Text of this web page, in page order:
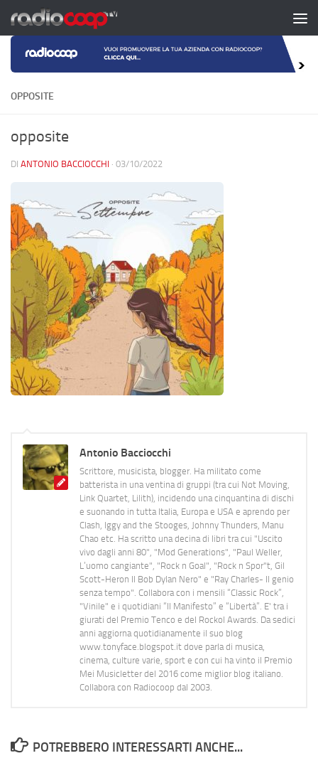
Salta al contenuto
OPPOSITE
opposite
DI ANTONIO BACCIOCCHI · 03/10/2022
Antonio Bacciocchi
Scrittore, musicista, blogger. Ha militato come
batterista in una ventina di gruppi (tra cui Not Moving,
Link Quartet, Lilith), incidendo una cinquantina di dischi
e suonando in tutta Italia, Europa e USA e aprendo per
Clash, Iggy and the Stooges, Johnny Thunders, Manu
Chao etc. Ha scritto una decina di libri tra cui "Uscito
vivo dagli anni 80", "Mod Generations", "Paul Weller,
L’uomo cangiante", "Rock n Goal", "Rock n Spor"t, Gil
Scott-Heron Il Bob Dylan Nero" e "Ray Charles- Il genio
senza tempo". Collabora con i mensili “Classic Rock”,
"Vinile" e i quotidiani “Il Manifesto” e “Libertà”. E' tra i
giurati del Premio Tenco e del Rockol Awards. Da sedici
anni aggiorna quotidianamente il suo blog
www.tonyface.blogspot.it dove parla di musica,
cinema, culture varie, sport e con cui ha vinto il Premio
Mei Musicletter del 2016 come miglior blog italiano.
Collabora con Radiocoop dal 2003.
POTREBBERO INTERESSARTI ANCHE...